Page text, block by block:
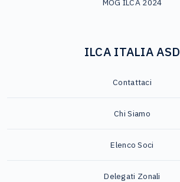
MOG ILCA 2024
ILCA ITALIA ASD
Contattaci
Chi Siamo
Elenco Soci
Delegati Zonali